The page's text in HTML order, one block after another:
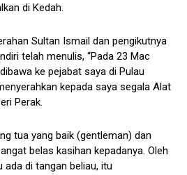
di Kedah.
Sultan Ismail dan pengikutnya
telah menulis, “Pada 23 Mac
ke pejabat saya di Pulau
kepada saya segala Alat
Perak.
tua yang baik (gentleman) dan
belas kasihan kepadanya. Oleh
di tangan beliau, itu